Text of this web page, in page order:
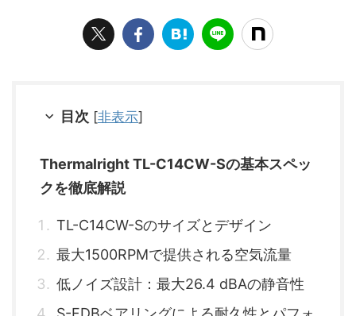
目次 [非表示]
Thermalright TL-C14CW-Sの基本スペッ
クを徹底解説
TL-C14CW-Sのサイズとデザイン
最大1500RPMで提供される空気流量
低ノイズ設計：最大26.4 dBAの静音性